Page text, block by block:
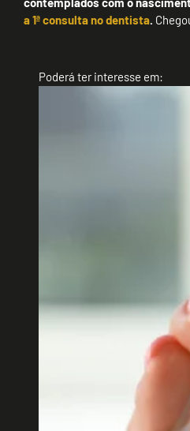
a 1ª consulta no dentista.
Poderá ter interesse em: